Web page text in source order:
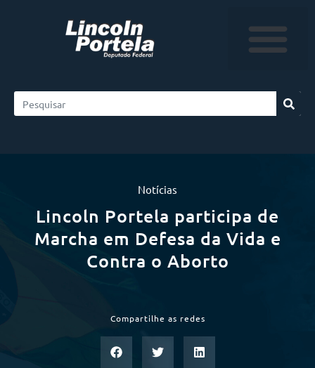
Notícias
Lincoln Portela participa de
Marcha em Defesa da Vida e
Contra o Aborto
Compartilhe as redes